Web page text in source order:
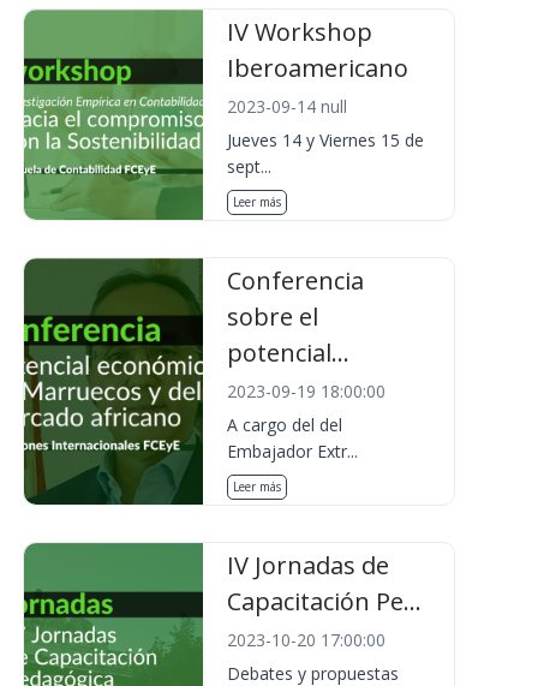
IV Workshop
Iberoamericano
2023-09-14 null
Jueves 14 y Viernes 15 de
sept...
Leer más
Conferencia
sobre el
potencial...
2023-09-19 18:00:00
A cargo del del
Embajador Extr...
Leer más
IV Jornadas de
Capacitación Pe...
2023-10-20 17:00:00
Debates y propuestas